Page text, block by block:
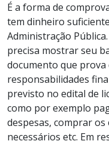
É a forma de
tem dinheiro
Administração
precisa mostrar seu
documento que
responsabilidades
previsto no edital de
como por exemplo
despesas, comprar
necessários etc. Em